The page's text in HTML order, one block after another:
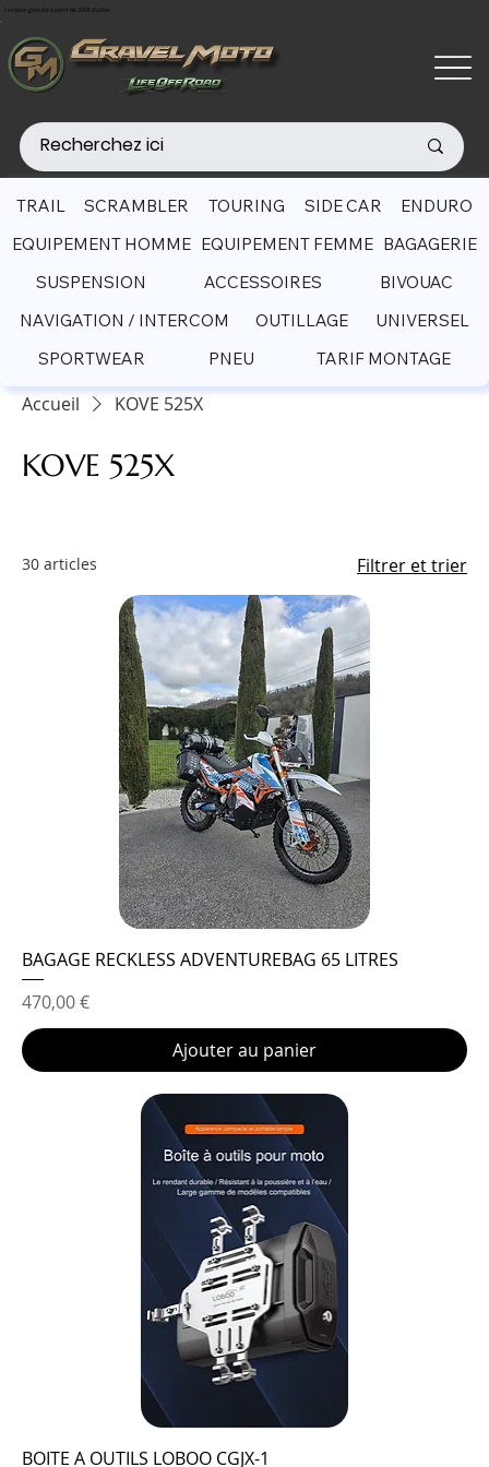
Livraison gratuite à partir de 200€ d'achat
Accueil KOVE 525X
KOVE 525X
30 articles Filtrer et trier
BAGAGE RECKLESS ADVENTUREBAG 65 LITRES
Prix
470,00 €
Ajouter au panier
BOITE A OUTILS LOBOO CGJX-1
TRAIL SCRAMBLER TOURING SIDE CAR
ENDURO
EQUIPEMENT HOMME EQUIPEMENT FEMME BAGAGERIE
SUSPENSION
ACCESSOIRES
BIVOUAC
NAVIGATION / INTERCOM
OUTILLAGE
UNIVERSEL
SPORTWEAR
PNEU TARIF MONTAGE